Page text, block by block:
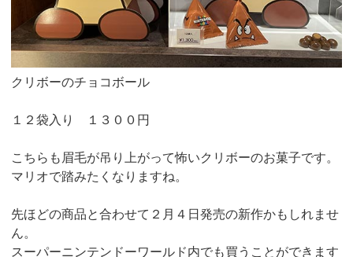
クリボーのチョコボール
１２袋入り １３００円
こちらも眉毛が吊り上がって怖いクリボーのお菓子です。
マリオで踏みたくなりますね。
先ほどの商品と合わせて２月４日発売の新作かもしれませ
ん。
スーパーニンテンドーワールド内でも買うことができます